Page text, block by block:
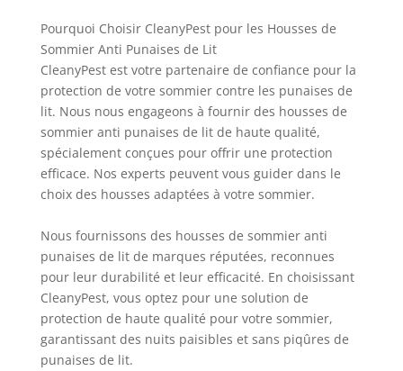
Pourquoi Choisir CleanyPest pour les Housses de
Sommier Anti Punaises de Lit
CleanyPest est votre partenaire de confiance pour la
protection de votre sommier contre les punaises de
lit. Nous nous engageons à fournir des housses de
sommier anti punaises de lit de haute qualité,
spécialement conçues pour offrir une protection
efficace. Nos experts peuvent vous guider dans le
choix des housses adaptées à votre sommier.
Nous fournissons des housses de sommier anti
punaises de lit de marques réputées, reconnues
pour leur durabilité et leur efficacité. En choisissant
CleanyPest, vous optez pour une solution de
protection de haute qualité pour votre sommier,
garantissant des nuits paisibles et sans piqûres de
punaises de lit.